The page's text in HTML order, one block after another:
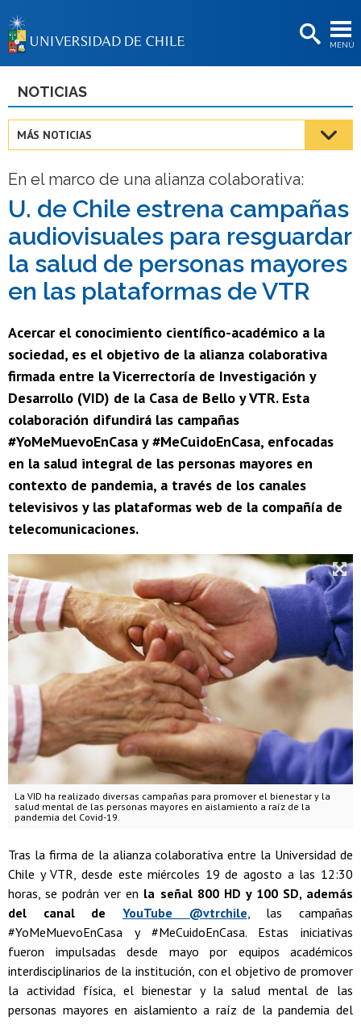
MENÚ
BIBLIOTECAS
Estudiantes
Académicas/os
Funcionarias/os
Egresadas/os
NOTICIAS
MÁS NOTICIAS
En el marco de una alianza colaborativa:
U. de Chile estrena campañas
audiovisuales para resguardar
la salud de personas mayores
en las plataformas de VTR
Acercar el conocimiento científico-académico a la
sociedad, es el objetivo de la alianza colaborativa
firmada entre la Vicerrectoría de Investigación y
Desarrollo (VID) de la Casa de Bello y VTR. Esta
colaboración difundirá las campañas
#YoMeMuevoEnCasa y #MeCuidoEnCasa, enfocadas
en la salud integral de las personas mayores en
contexto de pandemia, a través de los canales
televisivos y las plataformas web de la compañía de
telecomunicaciones.
La VID ha realizado diversas campañas para promover el bienestar y la
salud mental de las personas mayores en aislamiento a raíz de la
pandemia del Covid-19.
Tras la firma de la alianza colaborativa entre la Universidad de
Chile y VTR, desde este miércoles 19 de agosto a las 12:30
horas, se podrán ver en la señal 800 HD y 100 SD, además
del canal de YouTube @vtrchile, las campañas
#YoMeMuevoEnCasa y #MeCuidoEnCasa. Estas iniciativas
fueron impulsadas desde mayo por equipos académicos
interdisciplinarios de la institución, con el objetivo de promover
la actividad física, el bienestar y la salud mental de las
personas mayores en aislamiento a raíz de la pandemia del